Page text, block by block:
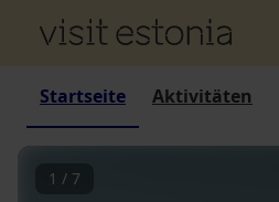
Startseite Aktivitäten
1 / 7